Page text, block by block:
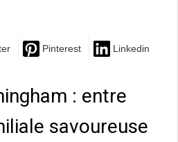
Pinterest Linkedin
: entre
savoureuse